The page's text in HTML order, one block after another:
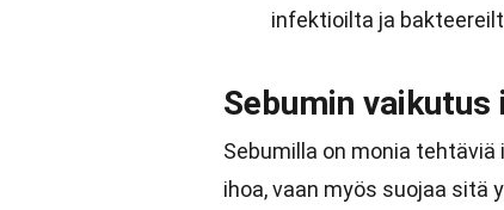
infektioilta ja
Sebumin vaikutus
Sebumilla on monia
ihoa, vaan myös suojaa